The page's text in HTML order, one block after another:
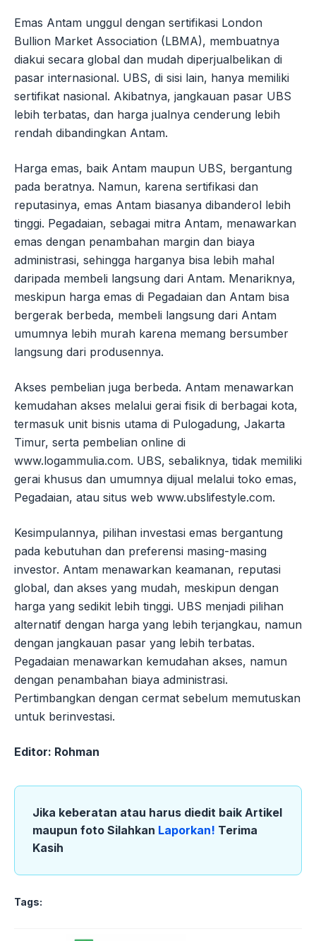
Emas Antam unggul dengan sertifikasi London
Bullion Market Association (LBMA), membuatnya
diakui secara global dan mudah diperjualbelikan di
pasar internasional. UBS, di sisi lain, hanya memiliki
sertifikat nasional. Akibatnya, jangkauan pasar UBS
lebih terbatas, dan harga jualnya cenderung lebih
rendah dibandingkan Antam.
Harga emas, baik Antam maupun UBS, bergantung
pada beratnya. Namun, karena sertifikasi dan
reputasinya, emas Antam biasanya dibanderol lebih
tinggi. Pegadaian, sebagai mitra Antam, menawarkan
emas dengan penambahan margin dan biaya
administrasi, sehingga harganya bisa lebih mahal
daripada membeli langsung dari Antam. Menariknya,
meskipun harga emas di Pegadaian dan Antam bisa
bergerak berbeda, membeli langsung dari Antam
umumnya lebih murah karena memang bersumber
langsung dari produsennya.
Akses pembelian juga berbeda. Antam menawarkan
kemudahan akses melalui gerai fisik di berbagai kota,
termasuk unit bisnis utama di Pulogadung, Jakarta
Timur, serta pembelian online di
www.logammulia.com. UBS, sebaliknya, tidak memiliki
gerai khusus dan umumnya dijual melalui toko emas,
Pegadaian, atau situs web www.ubslifestyle.com.
Kesimpulannya, pilihan investasi emas bergantung
pada kebutuhan dan preferensi masing-masing
investor. Antam menawarkan keamanan, reputasi
global, dan akses yang mudah, meskipun dengan
harga yang sedikit lebih tinggi. UBS menjadi pilihan
alternatif dengan harga yang lebih terjangkau, namun
dengan jangkauan pasar yang lebih terbatas.
Pegadaian menawarkan kemudahan akses, namun
dengan penambahan biaya administrasi.
Pertimbangkan dengan cermat sebelum memutuskan
untuk berinvestasi.
Editor: Rohman
Jika keberatan atau harus diedit baik Artikel
maupun foto Silahkan Laporkan! Terima
Kasih
Tags: